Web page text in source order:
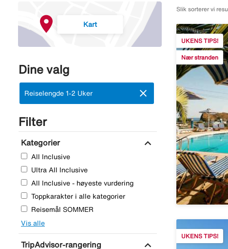
Kart
Dine valg
Fjern:
Reiselengde 1-2 Uker close
Filter
Kategorier expand_more
All Inclusive
Ultra All Inclusive
All Inclusive - høyeste vurdering
Toppkarakter i alle kategorier
Reisemål SOMMER
Vis alle
TripAdvisor-rangering expand_more
Slik sorterer vi
UKENS TIPS!
Nær stranden
UKENS TIPS!